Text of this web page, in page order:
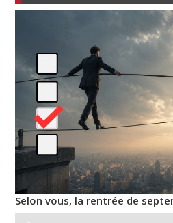
Selon vous, la rentrée de